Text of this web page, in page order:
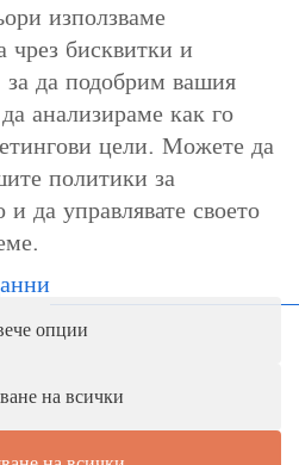
празници: почивни дни
използваме
бисквитки и
да подобрим вашия
анализираме как го
цели. Можете да
политики за
да управлявате своето
опции
на всички